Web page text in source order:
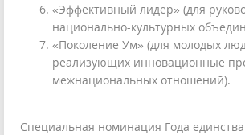
«Эффективный лидер» (для
национально-культурных
«Поколение Ум» (для молодых
реализующих инновационные
межнациональных отношений).
Специальная номинация Года